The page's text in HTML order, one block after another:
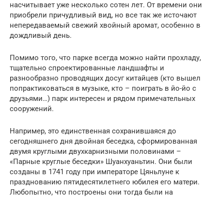
насчитывает уже несколько сотен лет. От времени они
приобрели причудливый вид, но все так же источают
непередаваемый свежий хвойный аромат, особенно в
дождливый день.
Помимо того, что парке всегда можно найти прохладу,
тщательно спроектированные ландшафты и
разнообразно проводящих досуг китайцев (кто вышел
попрактиковаться в музыке, кто – поиграть в йо-йо с
друзьями…) парк интересен и рядом примечательных
сооружений.
Например, это единственная сохранившаяся до
сегодняшнего дня двойная беседка, сформированная
двумя круглыми двухкарнизными половинами –
«Парные круглые беседки» Шуанхуаньтин. Они были
созданы в 1741 году при императоре Цяньлуне к
празднованию пятидесятилетнего юбилея его матери.
Любопытно, что построены они тогда были на